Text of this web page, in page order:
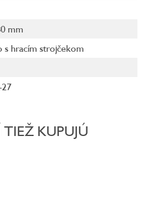
mm
s hracím strojčekom
KUPUJÚ